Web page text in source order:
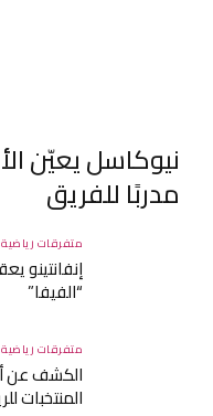
نيوكاسل يعيّن
مدربًا للفريق
متفرقات رياضية
إنفانتينو
“الفيفا”
متفرقات رياضية
الكشف عن
المنتخبات